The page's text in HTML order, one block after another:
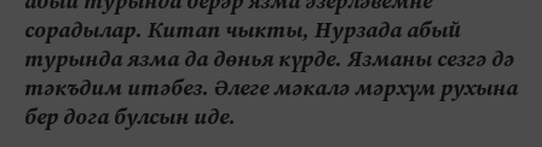
сорадылар. Китап чыкты, Нурзада абый
турында язма да дөнья күрде. Язманы сезгә дә
тәкъдим итәбез. Әлеге мәкалә мәрхүм рухына
бер дога булсын иде.